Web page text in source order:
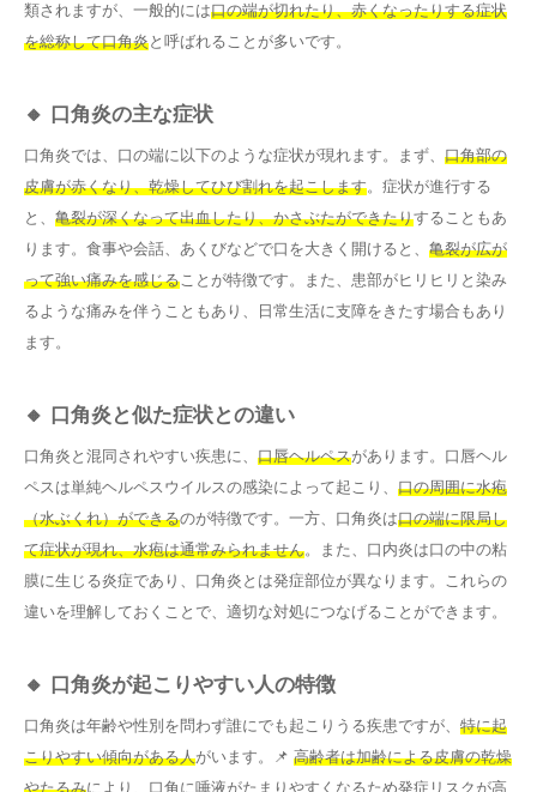
類されますが、一般的には口の端が切れたり、赤くなったりする症状
を総称して口角炎と呼ばれることが多いです。
🔸 口角炎の主な症状
口角炎では、口の端に以下のような症状が現れます。まず、 口角部の
皮膚が赤くなり、乾燥してひび割れを起こします。症状が進行する
と、 亀裂が深くなって出血したり、かさぶたができたりすることもあ
ります。食事や会話、あくびなどで口を大きく開けると、 亀裂が広が
って強い痛みを感じることが特徴です。また、患部がヒリヒリと染み
るような痛みを伴うこともあり、日常生活に支障をきたす場合もあり
ます。
🔸 口角炎と似た症状との違い
口角炎と混同されやすい疾患に、 口唇ヘルペスがあります。口唇ヘル
ペスは単純ヘルペスウイルスの感染によって起こり、 口の周囲に水疱
（水ぶくれ）ができるのが特徴です。一方、口角炎は口の端に限局し
て症状が現れ、水疱は通常みられません。また、口内炎は口の中の粘
膜に生じる炎症であり、口角炎とは発症部位が異なります。これらの
違いを理解しておくことで、適切な対処につなげることができます。
🔸 口角炎が起こりやすい人の特徴
口角炎は年齢や性別を問わず誰にでも起こりうる疾患ですが、 特に起
こりやすい傾向がある人がいます。📌 高齢者は加齢による皮膚の乾燥
やたるみにより、口角に唾液がたまりやすくなるため発症リスクが高